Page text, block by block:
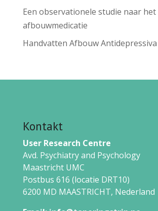
Een observationele studie naar
afbouwmedicatie
Handvatten Afbouw Antidepressiva
Kontakt
User Research Centre
Avd. Psychiatry and Psychology
Maastricht UMC
Postbus 616 (locatie DRT10)
6200 MD MAASTRICHT, Nederland